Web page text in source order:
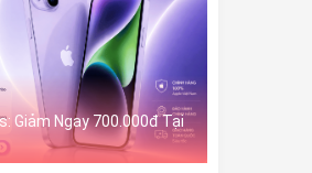
Giảm Ngay 700.000đ Tại